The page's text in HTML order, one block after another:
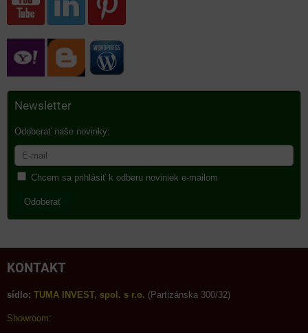
Newsletter
Odoberať naše novinky:
Chcem sa prihlásiť k odberu noviniek e-mailom
Odoberať
KONTAKT
sídlo: TUMA INVEST, spol. s r.o. (Partizánska 300/32)
Showroom: